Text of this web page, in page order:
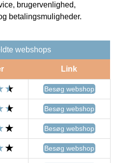
brugervenlighed,
betalingsmuligheder.
webshops
Link
Besøg webshop
Besøg webshop
Besøg webshop
Besøg webshop